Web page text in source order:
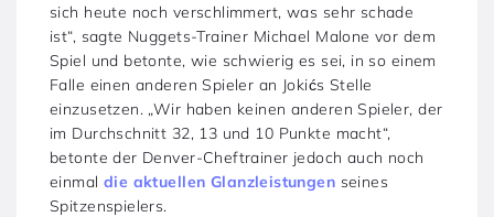
sich heute noch verschlimmert, was sehr schade
ist“, sagte Nuggets-Trainer Michael Malone vor dem
Spiel und betonte, wie schwierig es sei, in so einem
Falle einen anderen Spieler an Jokićs Stelle
einzusetzen. „Wir haben keinen anderen Spieler, der
im Durchschnitt 32, 13 und 10 Punkte macht“,
betonte der Denver-Cheftrainer jedoch auch noch
einmal die aktuellen Glanzleistungen seines
Spitzenspielers.